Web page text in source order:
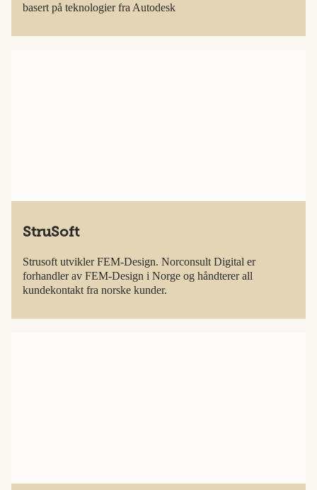
basert på teknologier fra Autodesk
StruSoft
Strusoft utvikler FEM-Design. Norconsult Digital er
forhandler av FEM-Design i Norge og håndterer all
kundekontakt fra norske kunder.